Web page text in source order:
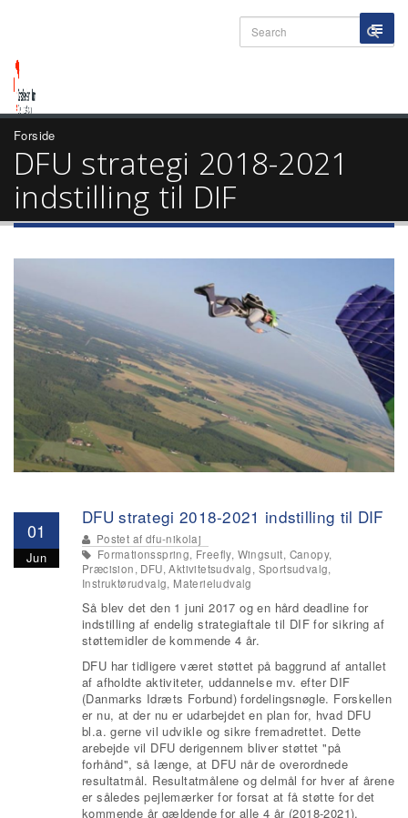
Forside
DFU strategi 2018-2021
indstilling til DIF
01
Jun
DFU strategi 2018-2021 indstilling til DIF
Postet af dfu-nikolaj
Formationsspring, Freefly, Wingsuit, Canopy,
Præcision, DFU, Aktivitetsudvalg, Sportsudvalg,
Instruktørudvalg, Materieludvalg
Så blev det den 1 juni 2017 og en hård deadline for
indstilling af endelig strategiaftale til DIF for sikring af
støttemidler de kommende 4 år.
DFU har tidligere været støttet på baggrund af antallet
af afholdte aktiviteter, uddannelse mv. efter DIF
(Danmarks Idræts Forbund) fordelingsnøgle. Forskellen
er nu, at der nu er udarbejdet en plan for, hvad DFU
bl.a. gerne vil udvikle og sikre fremadrettet. Dette
arebejde vil DFU derigennem bliver støttet "på
forhånd", så længe, at DFU når de overordnede
resultatmål. Resultatmålene og delmål for hver af årene
er således pejlemærker for forsat at få støtte for det
kommende år gældende for alle 4 år (2018-2021).